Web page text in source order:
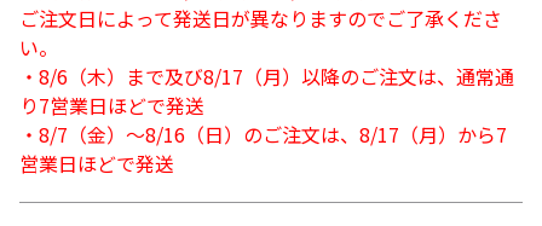
ご注文日によって発送日が異なりますのでご了承くださ
い。
・8/6（木）まで及び8/17（月）以降のご注文は、通常通
り7営業日ほどで発送
・8/7（金）～8/16（日）のご注文は、8/17（月）から7
営業日ほどで発送